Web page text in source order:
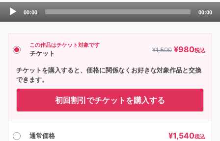
Audio
00:00 00:00
この作品はチケット対象です
チケット ¥1,500 ¥980税込
チケットを購入すると、価格に関係なくお好きな対象作品と交換
できます。
初回割引でチケットを購入する
通常価格 ¥1,540税込